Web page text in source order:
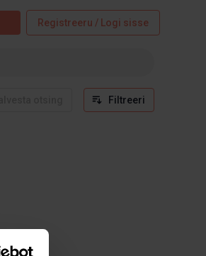
Registreeru / Logi sisse
Filtreeri